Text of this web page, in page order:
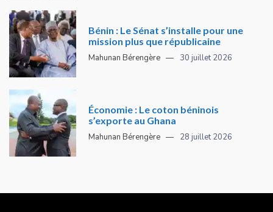
Bénin : Le Sénat s’installe pour une
mission plus que républicaine
Mahunan Bérengère 30 juillet 2026
Économie : Le coton béninois
s’exporte au Ghana
Mahunan Bérengère 28 juillet 2026